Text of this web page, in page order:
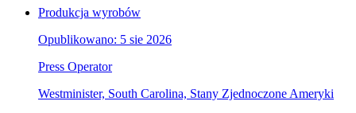
Produkcja wyrobów
Opublikowano: 5 sie 2026
Press Operator
Westminister, South Carolina, Stany Zjednoczone Ameryki